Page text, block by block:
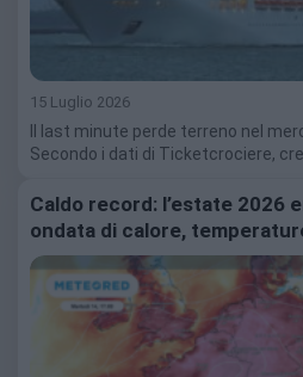
15 Luglio 2026
Il last minute perde terreno nel
Secondo i dati di Ticketcrociere,
Caldo record: l’estate 2026
ondata di calore,